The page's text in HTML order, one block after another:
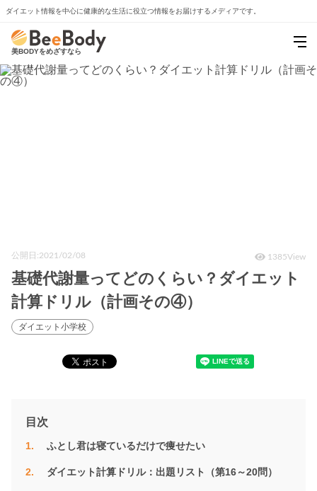
美BODYをめざすなら
ダイエット情報を中心に健康的な生活に役立つ情報をお届けするメディアです。
公開日:2021/02/08 1385View
基礎代謝量ってどのくらい？ダイエット
計算ドリル（計画その④）
ダイエット小学校
目次
ふとし君は寝ているだけで痩せたい
ダイエット計算ドリル：出題リスト（第16～20問）